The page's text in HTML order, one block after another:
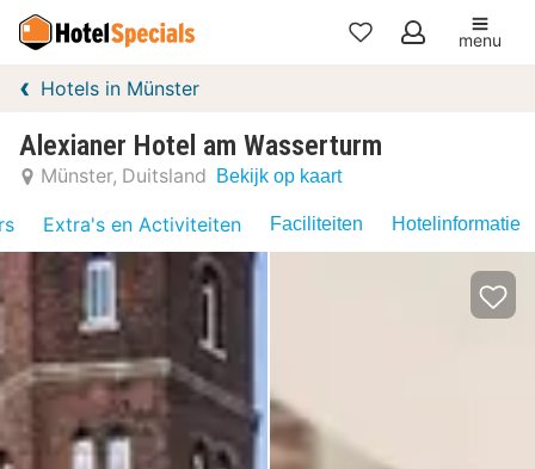
Mijn
menu
Hotels in Münster
Alexianer Hotel am Wasserturm
Münster Duitsland Bekijk op kaart
Extra's en Activiteiten Faciliteiten Hotelinformatie